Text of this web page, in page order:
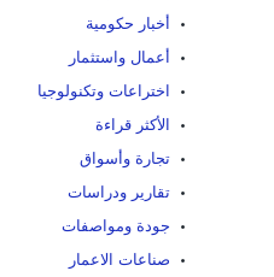
أخبار حكومية
أعمال واستثمار
اختراعات وتكنولوجيا
الأكثر قراءة
تجارة وأسواق
تقارير ودراسات
جودة ومواصفات
صناعات الاعمار